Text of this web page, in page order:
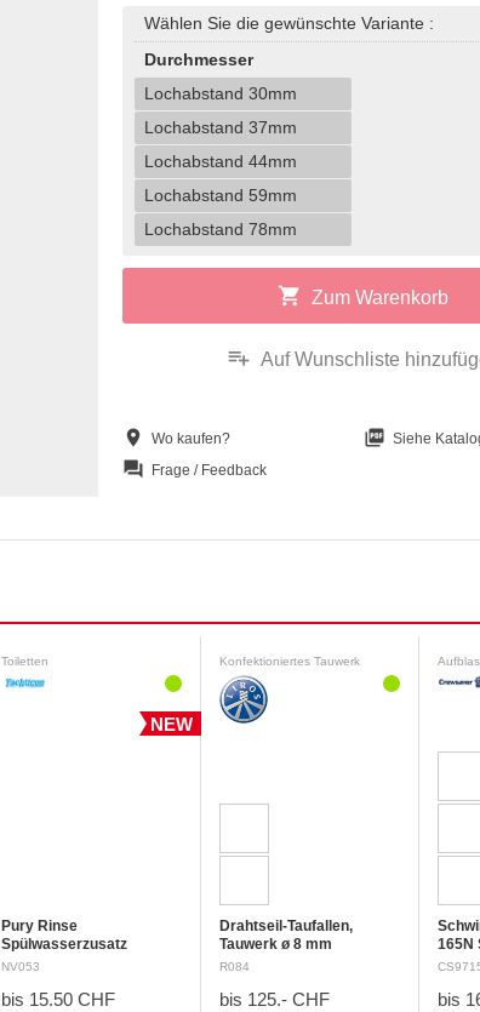
Wählen Sie die gewünschte Variante :
Durchmesser
Lochabstand 30mm
Lochabstand 37mm
Lochabstand 44mm
Lochabstand 59mm
Lochabstand 78mm
shopping_cart Zum Warenkorb
playlist_add Auf Wunschliste
location_on Wo kaufen? picture_as_pdf Siehe
question_answer Frage / Feedback
Toiletten
NEW
Pury Rinse
Spülwasserzusatz
Sicherheitsdatenblatt
Frischwassertanks in
NV053
bis 15.50 CHF
Konfektioniertes Tauwerk
Drahtseil-Taufallen,
Tauwerk ø 8 mm
Fertiggestellte Drahtseil-
extraweichem Drahtseil 7 x
R084
bis 125.- CHF
165N
bis